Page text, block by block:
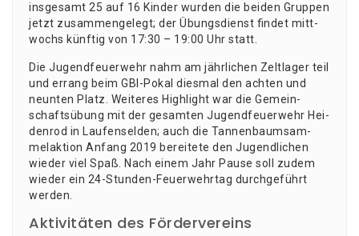
ins­ge­samt 25 auf 16 Kin­der wur­den die bei­den Grup­pen
jetzt zusam­men­ge­legt; der Übungs­dienst fin­det mitt­
wochs künf­tig von 17:30 – 19:00 Uhr statt.
Die Jugend­feu­er­wehr nahm am jähr­li­chen Zelt­la­ger teil
und errang beim GBI-Pokal dies­mal den ach­ten und
neun­ten Platz. Wei­te­res High­light war die Gemein­
schafts­übung mit der gesam­ten Jugend­feu­er­wehr Hei­
den­rod in Lau­fen­sel­den; auch die Tan­nen­baum­sam­
mel­ak­ti­on Anfang 2019 berei­te­te den Jugend­li­chen
wie­der viel Spaß. Nach einem Jahr Pau­se soll zudem
wie­der ein 24-Stun­den-Feu­er­wehr­tag durch­ge­führt
werden.
Aktivitäten des Fördervereins